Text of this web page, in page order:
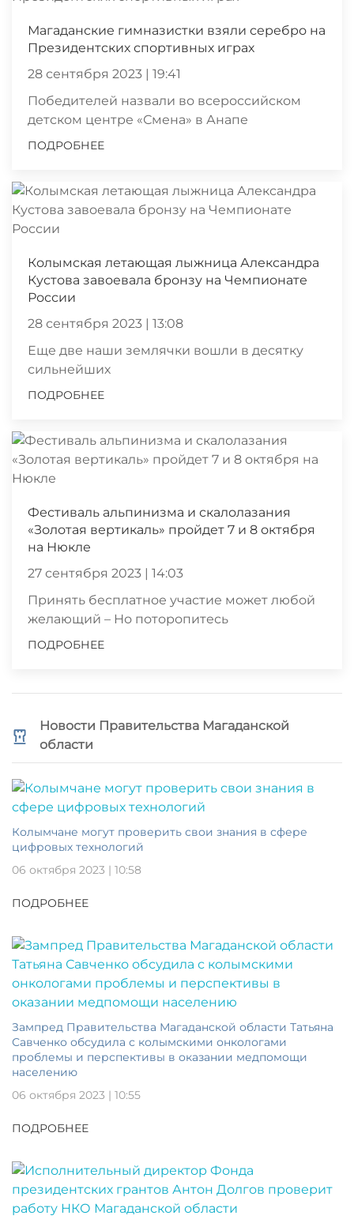
Магаданские гимназистки взяли серебро на
Президентских спортивных играх
28 сентября 2023 | 19:41
Победителей назвали во всероссийском
детском центре «Смена» в Анапе
ПОДРОБНЕЕ
Колымская летающая лыжница Александра
Кустова завоевала бронзу на Чемпионате
России
28 сентября 2023 | 13:08
Еще две наши землячки вошли в десятку
сильнейших
ПОДРОБНЕЕ
Фестиваль альпинизма и скалолазания
«Золотая вертикаль» пройдет 7 и 8 октября
на Нюкле
27 сентября 2023 | 14:03
Принять бесплатное участие может любой
желающий – Но поторопитесь
ПОДРОБНЕЕ
Новости Правительства Магаданской
области
Колымчане могут проверить свои знания в сфере
цифровых технологий
06 октября 2023 | 10:58
ПОДРОБНЕЕ
Зампред Правительства Магаданской области Татьяна
Савченко обсудила с колымскими онкологами
проблемы и перспективы в оказании медпомощи
населению
06 октября 2023 | 10:55
ПОДРОБНЕЕ